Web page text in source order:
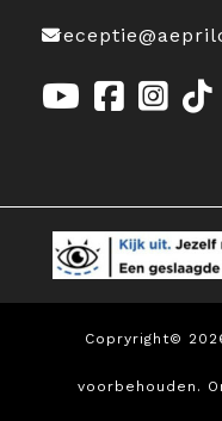
Copryright©
voorbehouden.